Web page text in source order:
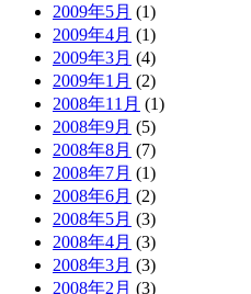
2009年5月 (1)
2009年4月 (1)
2009年3月 (4)
2009年1月 (2)
2008年11月 (1)
2008年9月 (5)
2008年8月 (7)
2008年7月 (1)
2008年6月 (2)
2008年5月 (3)
2008年4月 (3)
2008年3月 (3)
2008年2月 (3)